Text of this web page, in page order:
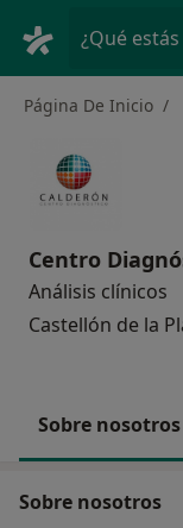
¿Qué
Página De Inicio
Centro
Análisis clínicos
Castellón de la
Sobre nosotros
Sobre nosotros